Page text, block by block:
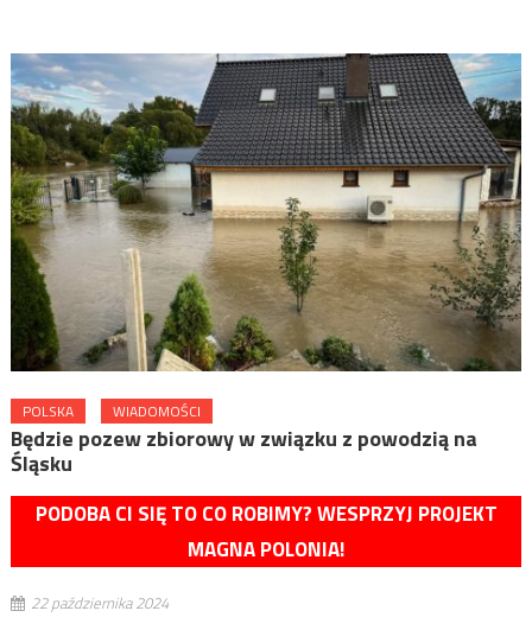
POLSKA WIADOMOŚCI
Będzie pozew zbiorowy w związku z powodzią na
Śląsku
PODOBA CI SIĘ TO CO ROBIMY? WESPRZYJ PROJEKT
MAGNA POLONIA!
22 października 2024